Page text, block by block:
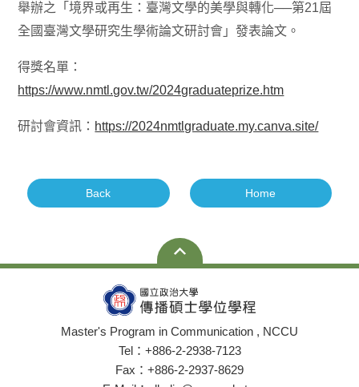
舉辦之「境界或再生：臺灣文學的美學與轉化──第21屆
全國臺灣文學研究生學術論文研討會」發表論文。
得獎名單：
https://www.nmtl.gov.tw/2024graduateprize.htm
研討會資訊： https://2024nmtlgraduate.my.canva.site/
Back Home
Master's Program in Communication , NCCU
Tel：+886-2-2938-7123
Fax：+886-2-2937-8629